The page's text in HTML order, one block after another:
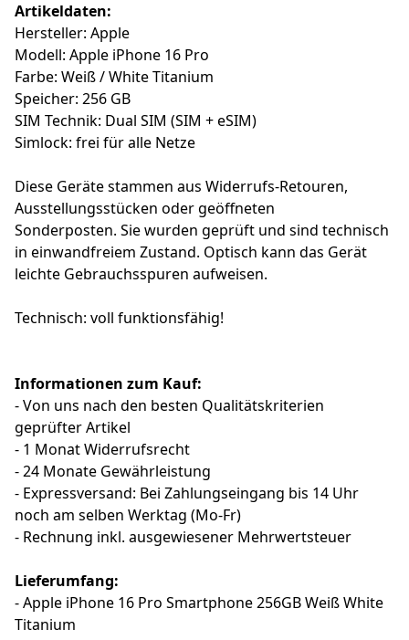
Artikeldaten:
Hersteller: Apple
Modell: Apple iPhone 16 Pro
Farbe: Weiß / White Titanium
Speicher: 256 GB
SIM Technik: Dual SIM (SIM + eSIM)
Simlock: frei für alle Netze
Diese Geräte stammen aus Widerrufs-Retouren,
Ausstellungsstücken oder geöffneten
Sonderposten. Sie wurden geprüft und sind technisch
in einwandfreiem Zustand. Optisch kann das Gerät
leichte Gebrauchsspuren aufweisen.
Technisch: voll funktionsfähig!
Informationen zum Kauf:
- Von uns nach den besten Qualitätskriterien
geprüfter Artikel
- 1 Monat Widerrufsrecht
- 24 Monate Gewährleistung
- Expressversand: Bei Zahlungseingang bis 14 Uhr
noch am selben Werktag (Mo-Fr)
- Rechnung inkl. ausgewiesener Mehrwertsteuer
Lieferumfang:
- Apple iPhone 16 Pro Smartphone 256GB Weiß White
Titanium